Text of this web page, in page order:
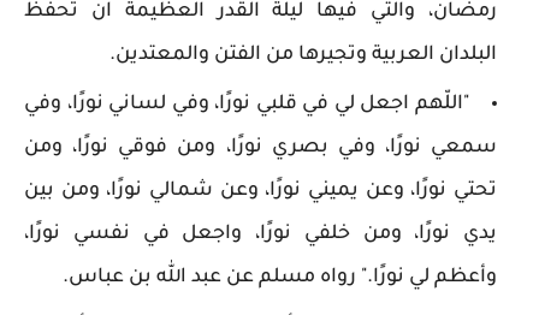
رمضان، والتي فيها ليلة القدر العظيمة ان تحفظ
البلدان العربية وتجيرها من الفتن والمعتدين.
"اللّهم اجعل لي في قلبي نورًا، وفي لساني نورًا، وفي
سمعي نورًا، وفي بصري نورًا، ومن فوقي نورًا، ومن
تحتي نورًا، وعن يميني نورًا، وعن شمالي نورًا، ومن بين
يدي نورًا، ومن خلفي نورًا، واجعل في نفسي نورًا،
وأعظم لي نورًا." رواه مسلم عن عبد الله بن عباس.